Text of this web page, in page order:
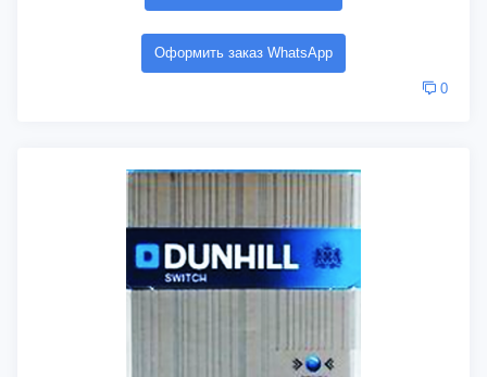
Оформить заказ WhatsApp
0